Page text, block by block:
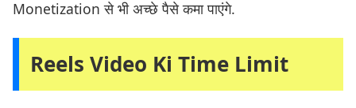
Monetization से भी अच्छे पैसे कमा पाएंगे.
Reels Video Ki Time Limit